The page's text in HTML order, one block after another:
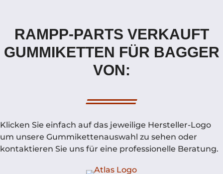
RAMPP-PARTS VERKAUFT
GUMMIKETTEN FÜR BAGGER
VON:
Klicken Sie einfach auf das jeweilige Hersteller-Logo
um unsere Gummikettenauswahl zu sehen oder
kontaktieren Sie uns für eine professionelle Beratung.